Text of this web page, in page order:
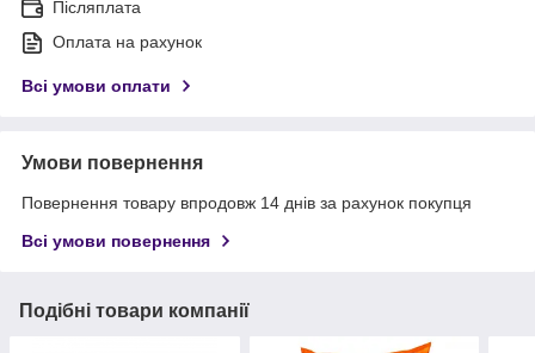
Післяплата
Оплата на рахунок
Всі умови оплати
Умови повернення
Повернення товару впродовж 14 днів за рахунок покупця
Всі умови повернення
Подібні товари компанії